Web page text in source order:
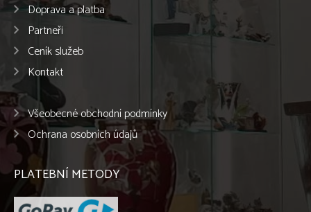
Doprava a platba
Partneři
Ceník služeb
Kontakt
Všeobecné obchodní podmínky
Ochrana osobních údajů
PLATEBNÍ METODY